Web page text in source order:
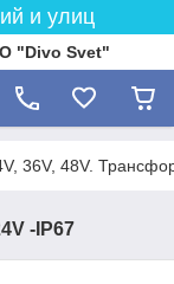
и улиц
"Divo Svet"
36V, 48V.
-IP67